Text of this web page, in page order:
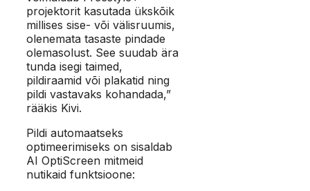
projektorit kasutada ükskõik
millises sise- või välisruumis,
olenemata tasaste pindade
olemasolust. See suudab ära
tunda isegi taimed,
pildiraamid või plakatid ning
pildi vastavaks kohandada,”
rääkis Kivi.
Pildi automaatseks
optimeerimiseks on sisaldab
AI OptiScreen mitmeid
nutikaid funktsioone: